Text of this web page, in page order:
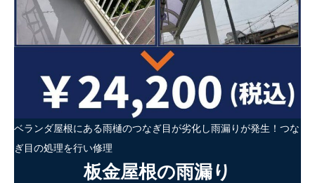
ベランダ屋根にある雨樋のつなぎ目が劣化し雨漏りが発生！つな
ぎ目の処理を行い修理
板金屋根の雨漏り